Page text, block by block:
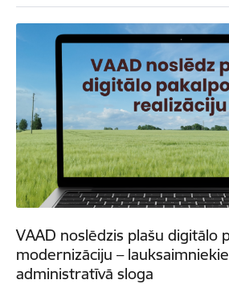
VAAD noslēdzis plašu digitālo
modernizāciju –
administratīvā sloga